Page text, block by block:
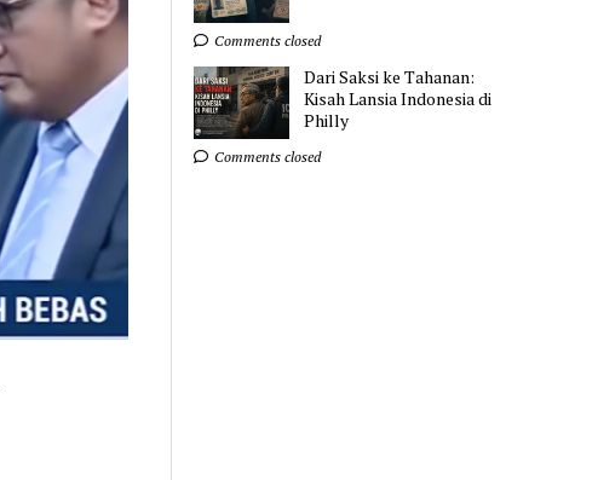
Comments closed
Dari Saksi ke Tahanan:
Kisah Lansia Indonesia di
Philly
Comments closed